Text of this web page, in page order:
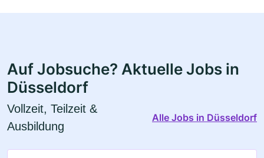
Auf Jobsuche? Aktuelle Jobs in
Düsseldorf
Vollzeit, Teilzeit &
Ausbildung
Alle Jobs in Düsseldorf